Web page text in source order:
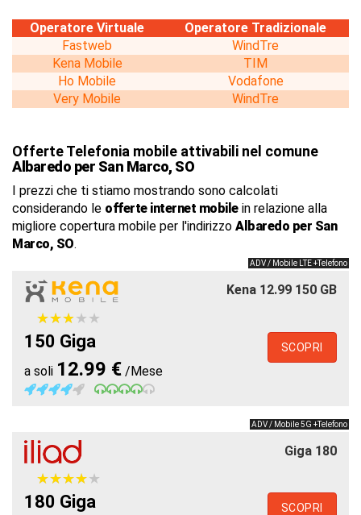
Operatore Virtuale
Operatore Tradizionale
Fastweb
WindTre
Kena Mobile
TIM
Ho Mobile
Vodafone
Very Mobile
WindTre
Offerte Telefonia mobile attivabili nel comune
Albaredo per San Marco, SO
I prezzi che ti stiamo mostrando sono calcolati
considerando le offerte internet mobilein relazione alla
migliore copertura mobile per l'indirizzo Albaredo per San
Marco, SO.
ADV / Mobile LTE +Telefono
Kena 12.99 150 GB
★★★★★
★★★★★
150 Giga
a soli 12.99 € /Mese
SCOPRI
ADV / Mobile 5G +Telefono
Giga 180
★★★★★
★★★★★
180 Giga SCOPRI